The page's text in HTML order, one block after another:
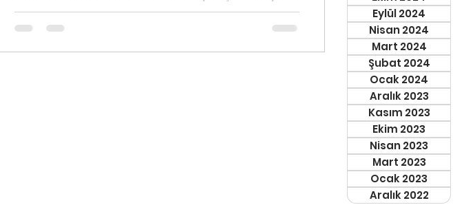
“Viyana’da Bir Sahafın Kapısından İçeri” başlıklı bu yazı,
çocuk edebiyatı meraklılarını yurtdışında kitap avına,
ardındaki gönül köprüsüne davet ediyor. Kinderbuch-
Eylül 2024
Nisan 2024
Mart 2024
Şubat 2024
Ocak 2024
Aralık 2023
Kasım 2023
Ekim 2023
Nisan 2023
Mart 2023
Ocak 2023
Aralık 2022